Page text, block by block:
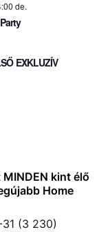
de.
EXKLUZÍV
kint élő
Home
(3 230)